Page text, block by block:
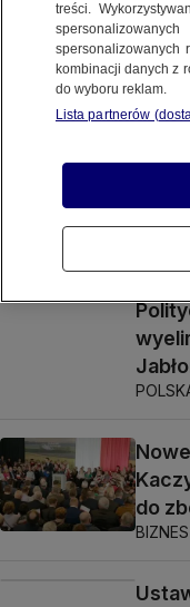
jest
BIZNES
z
BIZNES
do
BIZNES
treści.
spersonalizowanych
kombinacji danych z
do wyboru reklam.
Lista partnerów